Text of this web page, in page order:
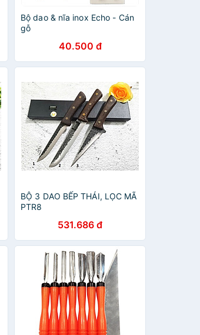
Bộ dao & nĩa inox Echo - Cán
gỗ
40.500 đ
BỘ 3 DAO BẾP THÁI, LỌC MÃ
PTR8
531.686 đ